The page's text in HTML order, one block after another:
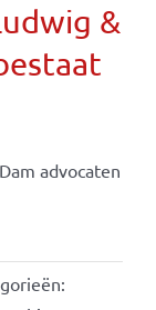
&
advocaten